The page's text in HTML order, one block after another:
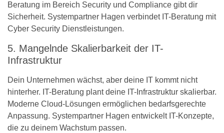
Beratung im Bereich Security und Compliance gibt dir
Sicherheit. Systempartner Hagen verbindet IT-Beratung mit
Cyber Security Dienstleistungen.
5. Mangelnde Skalierbarkeit der IT-
Infrastruktur
Dein Unternehmen wächst, aber deine IT kommt nicht
hinterher. IT-Beratung plant deine IT-Infrastruktur skalierbar.
Moderne Cloud-Lösungen ermöglichen bedarfsgerechte
Anpassung. Systempartner Hagen entwickelt IT-Konzepte,
die zu deinem Wachstum passen.